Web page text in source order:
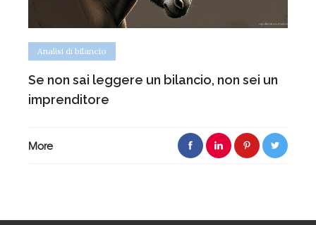
Analisi di bilancio
Se non sai leggere un bilancio, non sei un
imprenditore
More